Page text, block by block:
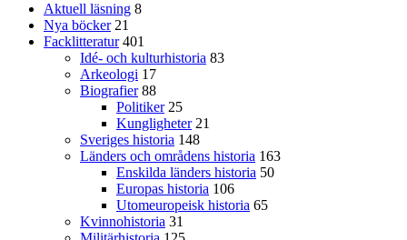
Aktuell läsning 8
Nya böcker 21
Facklitteratur 401
Idé- och kulturhistoria 83
Arkeologi 17
Biografier 88
Politiker 25
Kungligheter 21
Sveriges historia 148
Länders och områdens historia 163
Enskilda länders historia 50
Europas historia 106
Utomeuropeisk historia 65
Kvinnohistoria 31